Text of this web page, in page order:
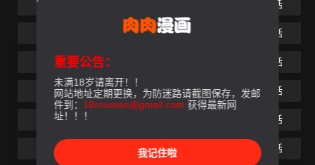
第21話 第24話
第26話 第27話 第28話
第29話 第30話 第32話
第33話 第34話 第35話 第36話
第37話 第40話
第41話 最終話
重要公告：
未满18岁请离开！！
网站地址定期更换，为防迷路请截图保存，发邮
件到： 18rouman@gmail.com 获得最新网
址！！！
我记住啦